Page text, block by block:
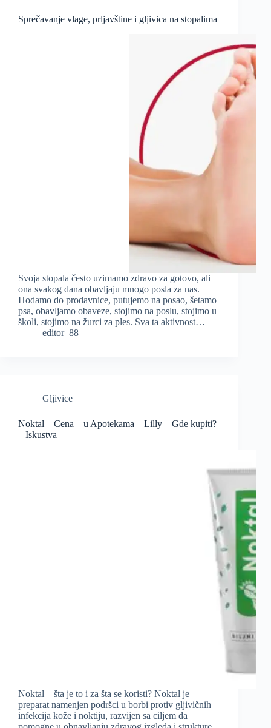
Sprečavanje vlage, prljavštine i gljivica na stopalima
Svoja stopala često uzimamo zdravo za gotovo, ali
ona svakog dana obavljaju mnogo posla za nas.
Hodamo do prodavnice, putujemo na posao, šetamo
psa, obavljamo obaveze, stojimo na poslu, stojimo u
školi, stojimo na žurci za ples. Sva ta aktivnost…
editor_88
Gljivice
Noktal – Cena – u Apotekama – Lilly – Gde kupiti?
– Iskustva
Noktal – šta je to i za šta se koristi? Noktal je
preparat namenjen podršci u borbi protiv gljivičnih
infekcija kože i noktiju, razvijen sa ciljem da